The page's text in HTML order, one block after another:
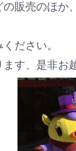
販売のほか
ださい。
す、是非お